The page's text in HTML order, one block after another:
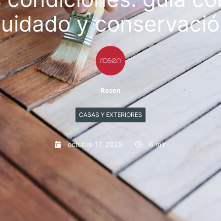
y
Rosen
CASAS Y EXTERIORES
octubre 17, 2025 6 min